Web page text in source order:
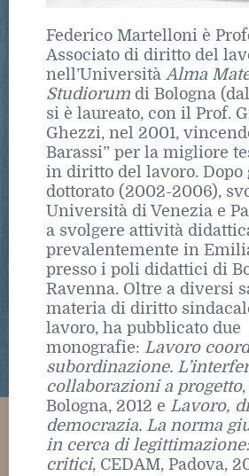
Federico Martelloni è
Associato di diritto del
nell’Università Alma
Studiorum di Bologna
si è laureato, con il Prof.
Ghezzi, nel 2001,
Barassi” per la migliore
in diritto del lavoro.
dottorato (2002-2006),
Università di Venezia e
a svolgere attività
prevalentemente in
presso i poli didattici di
Ravenna. Oltre a diversi
materia di diritto
lavoro, ha pubblicato due
monografie: Lavoro
subordinazione.
collaborazioni a progetto
Bologna, 2012 e Lavoro,
democrazia. La norma
in cerca di
critici, CEDAM, Padova,